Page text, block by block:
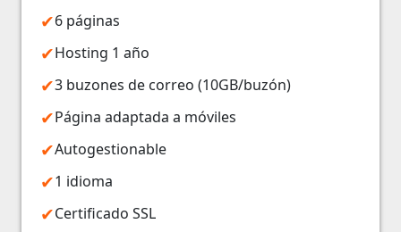
6 páginas
Hosting 1 año
3 buzones de correo (10GB/buzón)
Página adaptada a móviles
Autogestionable
1 idioma
Certificado SSL